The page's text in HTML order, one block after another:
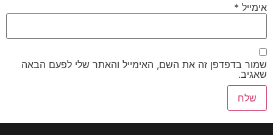
אימייל *
שמור בדפדפן זה את השם, האימייל והאתר שלי לפעם הבאה
שאגיב.